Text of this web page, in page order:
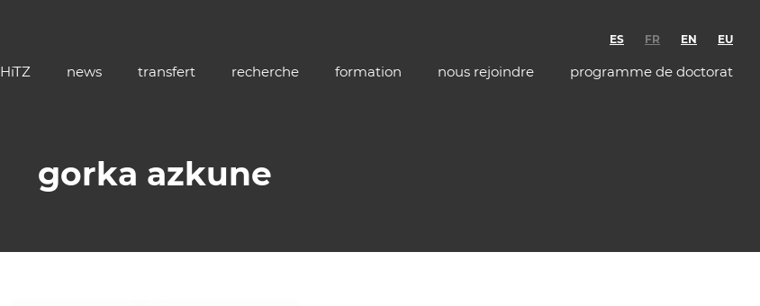
ES FR EN EU
HiTZ news transfert recherche formation nous rejoindre programme de doctorat
gorka azkune